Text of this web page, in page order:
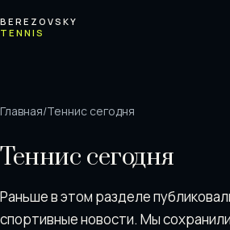
BEREZOVSKY
TENNIS
Главная/Теннис сегодня
Теннис сегодня
Раньше в этом разделе
спортивные новости. Мы